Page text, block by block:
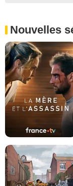
Nouvelles